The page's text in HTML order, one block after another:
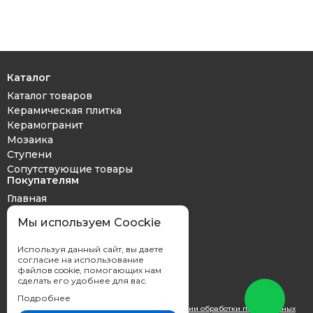
Каталог
Каталог товаров
Керамическая плитка
Керамогранит
Мозаика
Ступени
Сопутствующие товары
Покупателям
Главная
Дизайн проект
Оплата и доставка
Контакты
Вы принимаете условияполитики в отношении обработки персональных
Мы используем Coockie
Используя данный сайт, вы даете
согласие на использование
файлов cookie, помогающих нам
сделать его удобнее для вас.
Подробнее